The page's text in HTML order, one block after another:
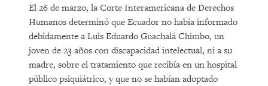
El 26 de marzo, la Corte Interamericana de Derechos
Humanos determinó que Ecuador no había informado
debidamente a Luis Eduardo Guachalá Chimbo, un
joven de 23 años con discapacidad intelectual, ni a su
madre, sobre el tratamiento que recibía en un hospital
público psiquiátrico, y que no se habían adoptado